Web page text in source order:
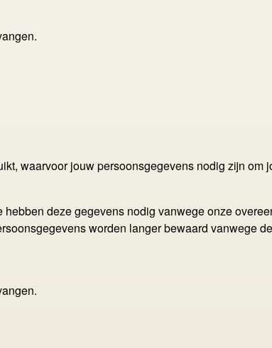
waarvoor jouw persoonsgegevens nodig zijn om
deze gegevens nodig vanwege onze
worden langer bewaard vanwege